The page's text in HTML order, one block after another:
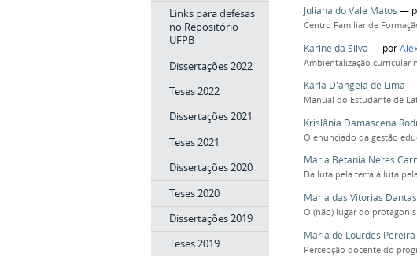
Links para defesas
no Repositório
UFPB
Dissertações 2022
Teses 2022
Dissertações 2021
Teses 2021
Dissertações 2020
Teses 2020
Dissertações 2019
Teses 2019
Juliana do Vale Matos —
Centro Familiar de
Karine da Silva — por
Ambientalização curricular
Karla D'angela de Lima —
Manual do Estudante de
Krislânia Damascena
O enunciado da gestão
Maria Betania Neres
Da luta pela terra à luta
Maria das Vitorias
O (não) lugar do
Maria de Lourdes
Percepção docente do